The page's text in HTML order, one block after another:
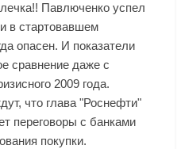
Павлюченко успел
в стартовавшем
опасен. И показатели
сравнение даже с
2009 года.
что глава "Роснефти"
переговоры с банками
покупки.